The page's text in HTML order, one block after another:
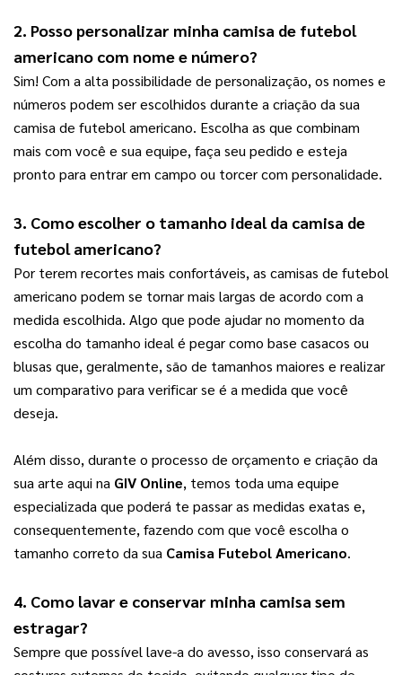
2. Posso personalizar minha camisa de futebol
americano com nome e número?
Sim! Com a alta possibilidade de personalização, os nomes e
números podem ser escolhidos durante a criação da sua
camisa de futebol americano. Escolha as que combinam
mais com você e sua equipe, faça seu pedido e esteja
pronto para entrar em campo ou torcer com personalidade.
3. Como escolher o tamanho ideal da camisa de
futebol americano?
Por terem recortes mais confortáveis, as camisas de futebol
americano podem se tornar mais largas de acordo com a
medida escolhida. Algo que pode ajudar no momento da
escolha do tamanho ideal é pegar como base casacos ou
blusas que, geralmente, são de tamanhos maiores e realizar
um comparativo para verificar se é a medida que você
deseja.
Além disso, durante o processo de orçamento e criação da
sua arte aqui na GIV Online, temos toda uma equipe
especializada que poderá te passar as medidas exatas e,
consequentemente, fazendo com que você escolha o
tamanho correto da sua Camisa Futebol Americano.
4. Como lavar e conservar minha camisa sem
estragar?
Sempre que possível lave-a do avesso, isso conservará as